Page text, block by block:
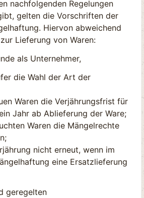
nachfolgenden Regelungen
gelten die Vorschriften der
Hiervon abweichend
Lieferung von Waren:
als Unternehmer,
die Wahl der Art der
Waren die Verjährungsfrist für
Jahr ab Ablieferung der Ware;
Waren die Mängelrechte
nicht erneut, wenn im
eine Ersatzlieferung
geregelten